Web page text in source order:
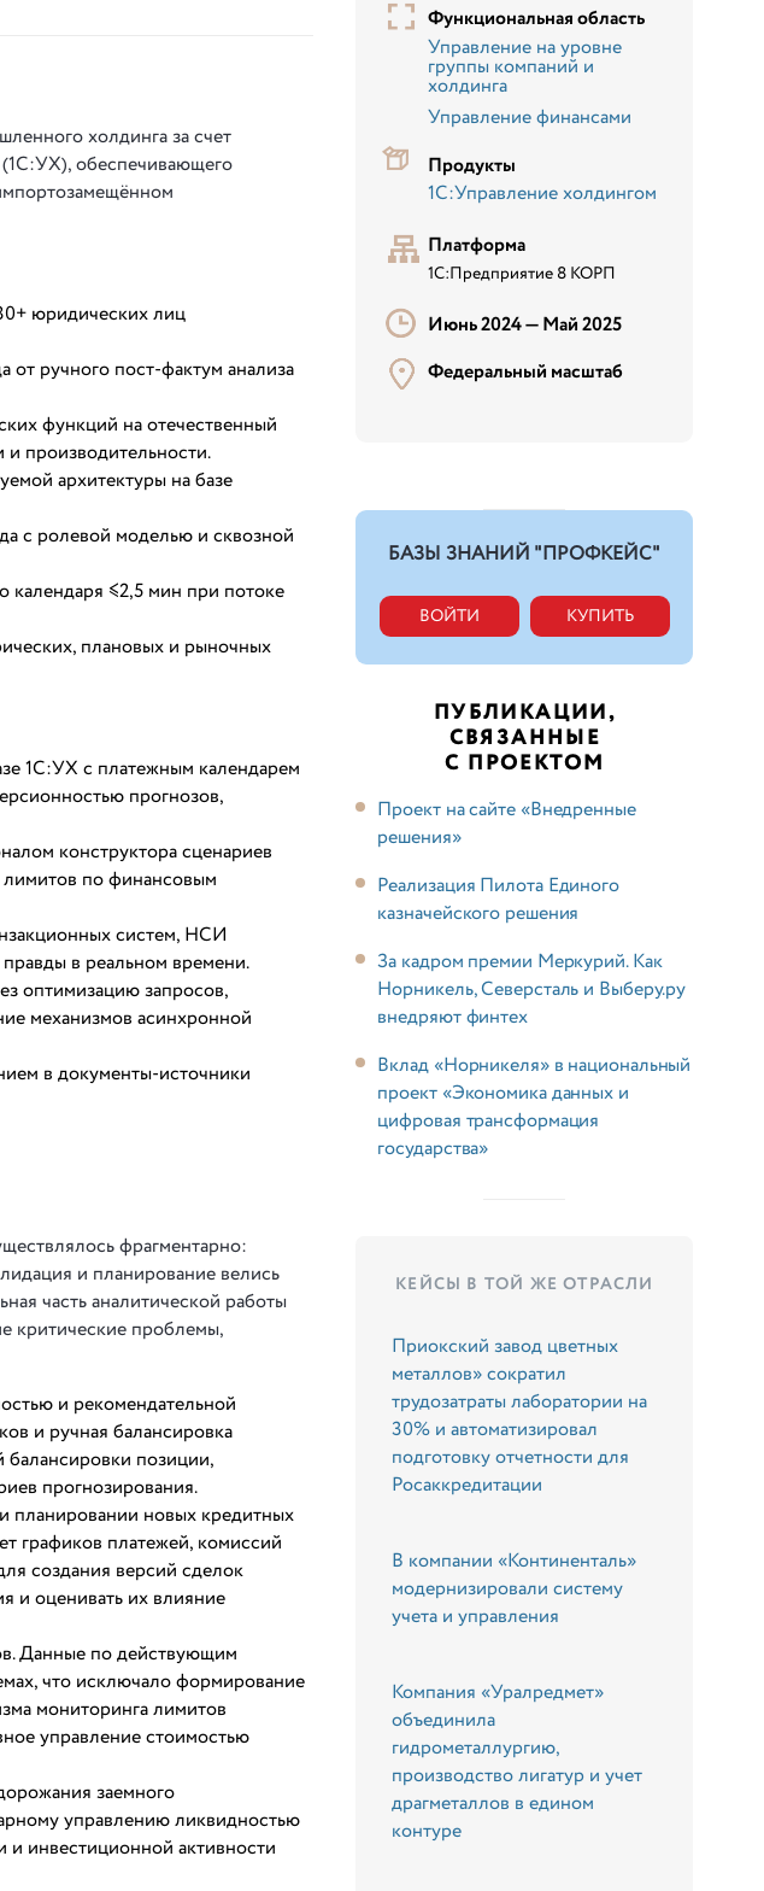
холдинга за счет
(1С:УХ), обеспечивающего
юридических лиц
ручного пост-фактум анализа
функций на отечественный
производительности.
архитектуры на базе
с ролевой моделью и сквозной
≤2,5 мин при потоке
плановых и рыночных
1С:УХ с платежным календарем
прогнозов,
конструктора сценариев
лимитов по финансовым
систем, НСИ
в реальном времени.
оптимизацию запросов,
механизмов асинхронной
в документы-источники
фрагментарно:
и планирование велись
часть аналитической работы
критические проблемы,
и рекомендательной
и ручная балансировка
балансировки позиции,
прогнозирования.
планировании новых кредитных
графиков платежей, комиссий
создания версий сделок
и оценивать их влияние
Данные по действующим
что исключало формирование
мониторинга лимитов
управление стоимостью
заемного
управлению ликвидностью
и инвестиционной активности
Функциональная область
Управление на уровне
группы компаний и
холдинга
Управление финансами
Продукты
1С:Управление холдингом
Платформа
1С:Предприятие 8 КОРП
Июнь 2024 —Май 2025
Федеральный масштаб
БАЗЫ ЗНАНИЙ "ПРОФКЕЙС"
ВОЙТИ КУПИТЬ
ПУБЛИКАЦИИ,
СВЯЗАННЫЕ
С ПРОЕКТОМ
Проект на сайте «Внедренные
решения»
Реализация Пилота Единого
казначейского решения
За кадром премии Меркурий. Как
Норникель, Северсталь и Выберу.ру
внедряют финтех
Вклад «Норникеля» в национальный
проект «Экономика данных и
цифровая трансформация
государства»
КЕЙСЫ В ТОЙ ЖЕ ОТРАСЛИ
Приокский завод цветных
металлов» сократил
трудозатраты лаборатории на
30% и автоматизировал
подготовку отчетности для
Росаккредитации
В компании «Континенталь»
модернизировали систему
учета и управления
Компания «Уралредмет»
объединила
гидрометаллургию,
производство лигатур и учет
драгметаллов в едином
контуре